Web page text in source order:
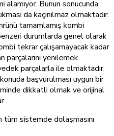
alamıyor. Bunun sonucunda
da kaçınılmaz olmaktadır.
tamamlamış kombi
durumlarda genel olarak
tekrar çalışamayacak kadar
yenilemek
parçalarla ile olmaktadır.
başvurulması uygun bir
dikkatli olmak ve orijinal
tüm sistemde dolaşmasını